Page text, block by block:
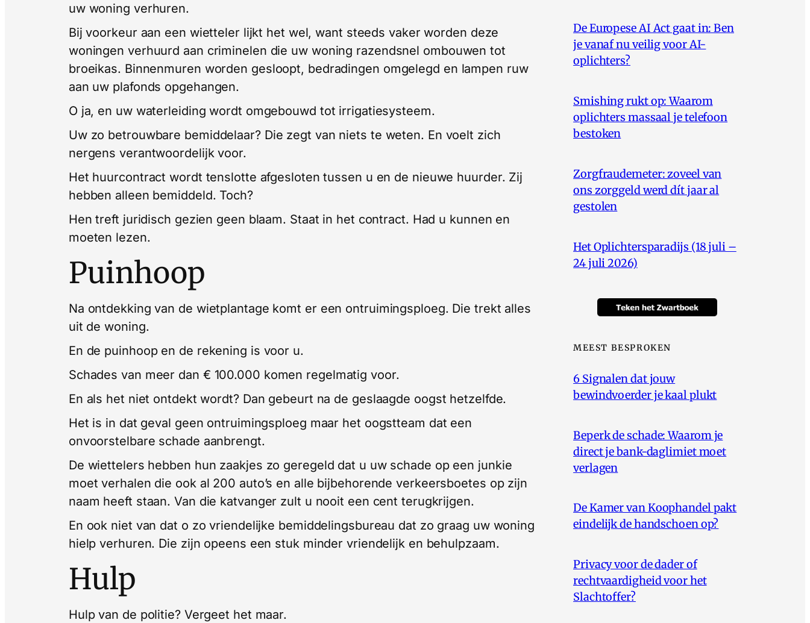
uw woning verhuren.
Bij voorkeur aan een wietteler lijkt het wel, want steeds vaker worden deze
woningen verhuurd aan criminelen die uw woning razendsnel ombouwen tot
broeikas. Binnenmuren worden gesloopt, bedradingen omgelegd en lampen ruw
aan uw plafonds opgehangen.
O ja, en uw waterleiding wordt omgebouwd tot irrigatiesysteem.
Uw zo betrouwbare bemiddelaar? Die zegt van niets te weten. En voelt zich
nergens verantwoordelijk voor.
Het huurcontract wordt tenslotte afgesloten tussen u en de nieuwe huurder. Zij
hebben alleen bemiddeld. Toch?
Hen treft juridisch gezien geen blaam. Staat in het contract. Had u kunnen en
moeten lezen.
Puinhoop
Na ontdekking van de wietplantage komt er een ontruimingsploeg. Die trekt alles
uit de woning.
En de puinhoop en de rekening is voor u.
Schades van meer dan € 100.000 komen regelmatig voor.
En als het niet ontdekt wordt? Dan gebeurt na de geslaagde oogst hetzelfde.
Het is in dat geval geen ontruimingsploeg maar het oogstteam dat een
onvoorstelbare schade aanbrengt.
De wiettelers hebben hun zaakjes zo geregeld dat u uw schade op een junkie
moet verhalen die ook al 200 auto’s en alle bijbehorende verkeersboetes op zijn
naam heeft staan. Van die katvanger zult u nooit een cent terugkrijgen.
En ook niet van dat o zo vriendelijke bemiddelingsbureau dat zo graag uw woning
hielp verhuren. Die zijn opeens een stuk minder vriendelijk en behulpzaam.
Hulp
Hulp van de politie? Vergeet het maar.
De Europese AI Act gaat in: Ben
je vanaf nu veilig voor AI-
oplichters?
Smishing rukt op: Waarom
oplichters massaal je telefoon
bestoken
Zorgfraudemeter: zoveel van
ons zorggeld werd dít jaar al
gestolen
Het Oplichtersparadijs (18 juli –
24 juli 2026)
MEEST BESPROKEN
6 Signalen dat jouw
bewindvoerder je kaal plukt
Beperk de schade: Waarom je
direct je bank-daglimiet moet
verlagen
De Kamer van Koophandel pakt
eindelijk de handschoen op?
Privacy voor de dader of
rechtvaardigheid voor het
Slachtoffer?